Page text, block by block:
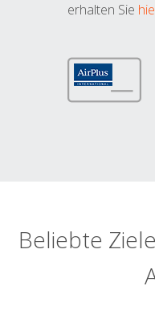
erhalten Sie
Beliebte